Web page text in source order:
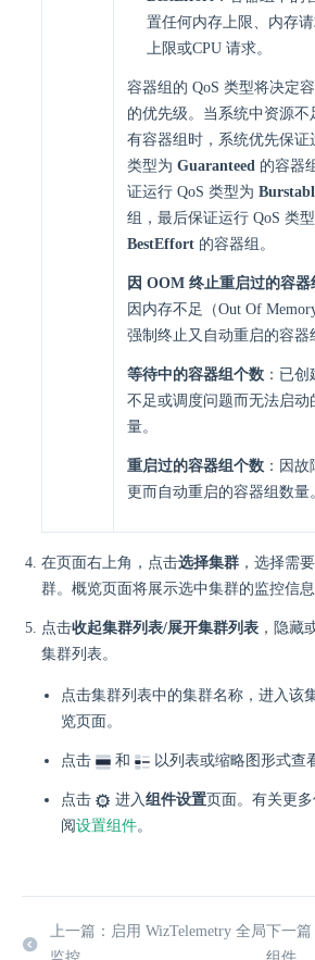
置任何内存上限、内存
上限或CPU 请求。
容器组的 QoS 类型将决定
的优先级。当系统中资源不
有容器组时，系统优先保证
类型为 Guaranteed 的容器
证运行 QoS 类型为
组，最后保证运行 QoS 类
BestEffort 的容器组。
因 OOM 终止重启过的容器
因内存不足（Out Of
强制终止又自动重启的容器
等待中的容器组个数 ：已
不足或调度问题而无法启动
量。
重启过的容器组个数 ：因
更而自动重启的容器组数量
在页面右上角，点击选择集群 ，选择需
群。概览页面将展示选中集群的监控信息
点击收起集群列表/展开集群列表 ，隐藏
集群列表。
点击集群列表中的集群名称，进入该
览页面。
点击 和 以列表或缩略图形式查
点击 进入组件设置页面。有关更
阅设置组件。
上一篇：启用 WizTelemetry 全局下一篇